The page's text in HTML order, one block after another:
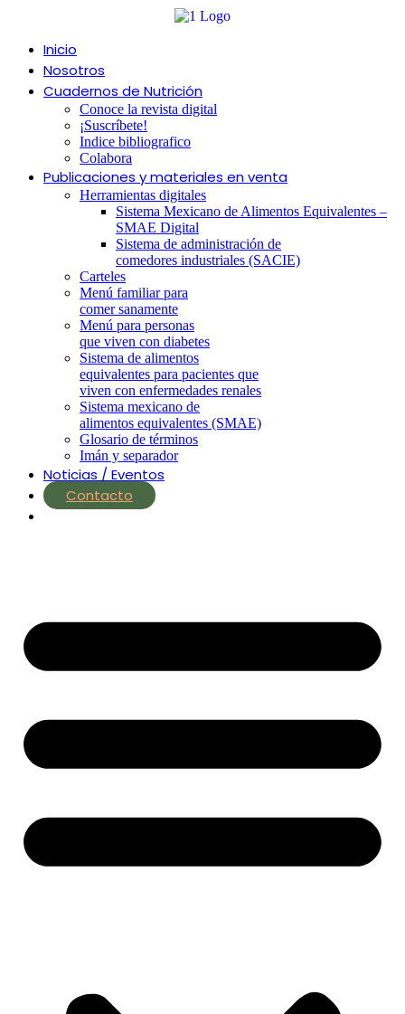
contenido
Inicio
Nosotros
Cuadernos de Nutrición
Conoce la revista digital
¡Suscríbete!
Indice bibliografico
Colabora
Publicaciones y materiales en venta
Herramientas digitales
Sistema Mexicano de Alimentos Equivalentes –
SMAE Digital
Sistema de administración de
comedores industriales (SACIE)
Carteles
Menú familiar para
comer sanamente
Menú para personas
que viven con diabetes
Sistema de alimentos
equivalentes para pacientes que
viven con enfermedades renales
Sistema mexicano de
alimentos equivalentes (SMAE)
Glosario de términos
Imán y separador
Noticias / Eventos
Contacto